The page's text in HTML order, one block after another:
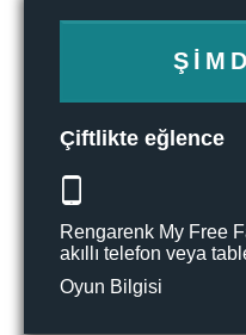
Çiftlikte eğlence
Rengarenk My Free
akıllı telefon veya
Oyun Bilgisi